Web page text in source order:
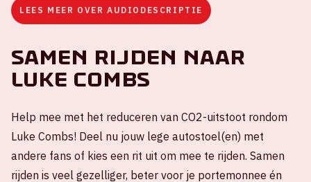
LEES MEER OVER AUDIODESCRIPTIE
Samen rijden naar
Luke Combs
Help mee met het reduceren van CO2-uitstoot rondom
Luke Combs! Deel nu jouw lege autostoel(en) met
andere fans of kies een rit uit om mee te rijden. Samen
rijden is veel gezelliger, beter voor je portemonnee én